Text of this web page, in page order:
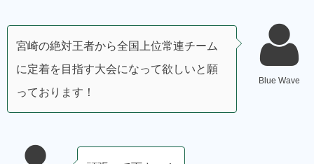
Blue Wave
宮崎の絶対王者から全国上位常連チーム
に定着を目指す大会になって欲しいと願
っております！